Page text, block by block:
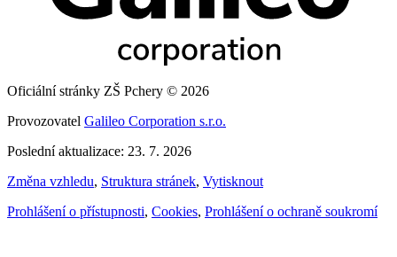
Oficiální stránky ZŠ Pchery © 2026
Provozovatel Galileo Corporation s.r.o.
Poslední aktualizace: 23. 7. 2026
Změna vzhledu, Struktura stránek, Vytisknout
Prohlášení o přístupnosti, Cookies, Prohlášení o ochraně soukromí